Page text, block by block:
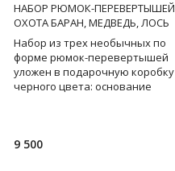
НАБОР РЮМОК-ПЕРЕВЕРТЫШЕЙ
ОХОТА БАРАН, МЕДВЕДЬ, ЛОСЬ
Набор из трех необычных по
форме рюмок-перевертышей
уложен в подарочную коробку
черного цвета: основание
9 500